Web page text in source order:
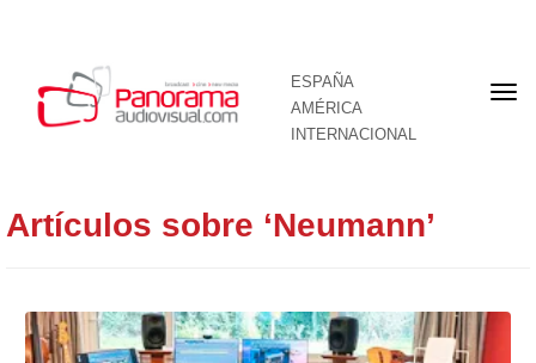
ESPAÑA
AMÉRICA
INTERNACIONAL
Artículos sobre ‘Neumann’